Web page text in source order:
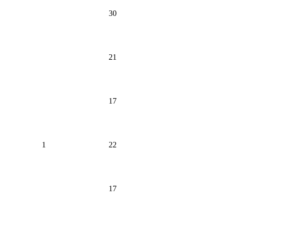
30
21
17
1 22
17